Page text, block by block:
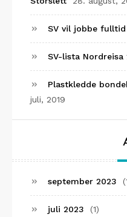
SV vil jobbe
SV-lista Nordreisa
Plastkledde
juli, 2019
september 2023
juli 2023 (1)